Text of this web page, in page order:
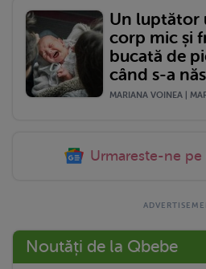
Un luptător
corp mic și
bucată de
când s-a
MARIANA VOINEA |
Urmareste-ne
Noutăți de la Qbebe